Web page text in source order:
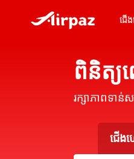
ជើ
ពិនិត្យ
រក្សាភាពទា
ជើង